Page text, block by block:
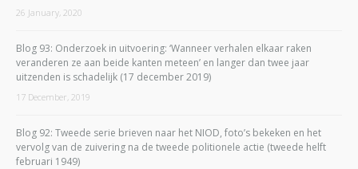
26 January, 2020
Blog 93: Onderzoek in uitvoering: ‘Wanneer verhalen elkaar raken
veranderen ze aan beide kanten meteen’ en langer dan twee jaar
uitzenden is schadelijk (17 december 2019)
17 December, 2019
Blog 92: Tweede serie brieven naar het NIOD, foto’s bekeken en het
vervolg van de zuivering na de tweede politionele actie (tweede helft
februari 1949)